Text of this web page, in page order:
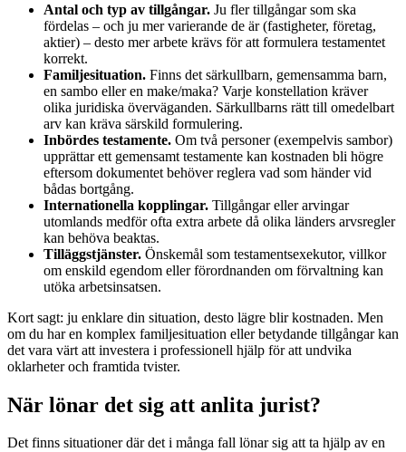
Antal och typ av tillgångar. Ju fler tillgångar som ska
fördelas – och ju mer varierande de är (fastigheter, företag,
aktier) – desto mer arbete krävs för att formulera testamentet
korrekt.
Familjesituation. Finns det särkullbarn, gemensamma barn,
en sambo eller en make/maka? Varje konstellation kräver
olika juridiska överväganden. Särkullbarns rätt till omedelbart
arv kan kräva särskild formulering.
Inbördes testamente. Om två personer (exempelvis sambor)
upprättar ett gemensamt testamente kan kostnaden bli högre
eftersom dokumentet behöver reglera vad som händer vid
bådas bortgång.
Internationella kopplingar. Tillgångar eller arvingar
utomlands medför ofta extra arbete då olika länders arvsregler
kan behöva beaktas.
Tilläggstjänster. Önskemål som testamentsexekutor, villkor
om enskild egendom eller förordnanden om förvaltning kan
utöka arbetsinsatsen.
Kort sagt: ju enklare din situation, desto lägre blir kostnaden. Men
om du har en komplex familjesituation eller betydande tillgångar kan
det vara värt att investera i professionell hjälp för att undvika
oklarheter och framtida tvister.
När lönar det sig att anlita jurist?
Det finns situationer där det i många fall lönar sig att ta hjälp av en